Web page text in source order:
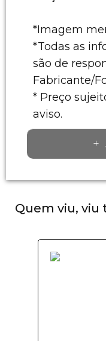
*Imagem
*Todas as
são de
Fabricante/
* Preço
aviso.
Quem viu, viu